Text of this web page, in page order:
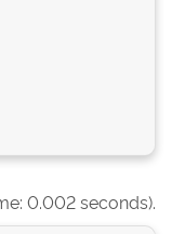
0.002 seconds).